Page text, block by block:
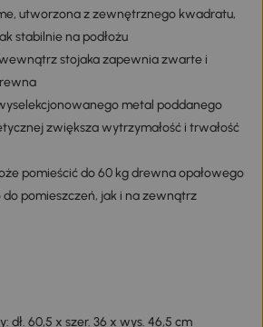
utworzona z zewnętrznego kwadratu,
stabilnie na podłożu
stojaka zapewnia zwarte i
metal poddanego
zwiększa wytrzymałość i trwałość
pomieścić do 60 kg drewna opałowego
pomieszczeń, jak i na zewnątrz
dł. 60,5 x szer. 36 x wys. 46,5 cm